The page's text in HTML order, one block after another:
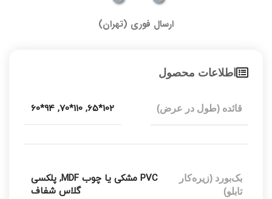
ارسال فوری (تهران)
اطلاعات محصول
قائده (طول در عرض) 102*65
,
110*70
,
94*60
بک‌بورد (زیره‌کار
تابلو)
PVC مشکی یا چوب MDF , پلکسی
گلاس شفاف